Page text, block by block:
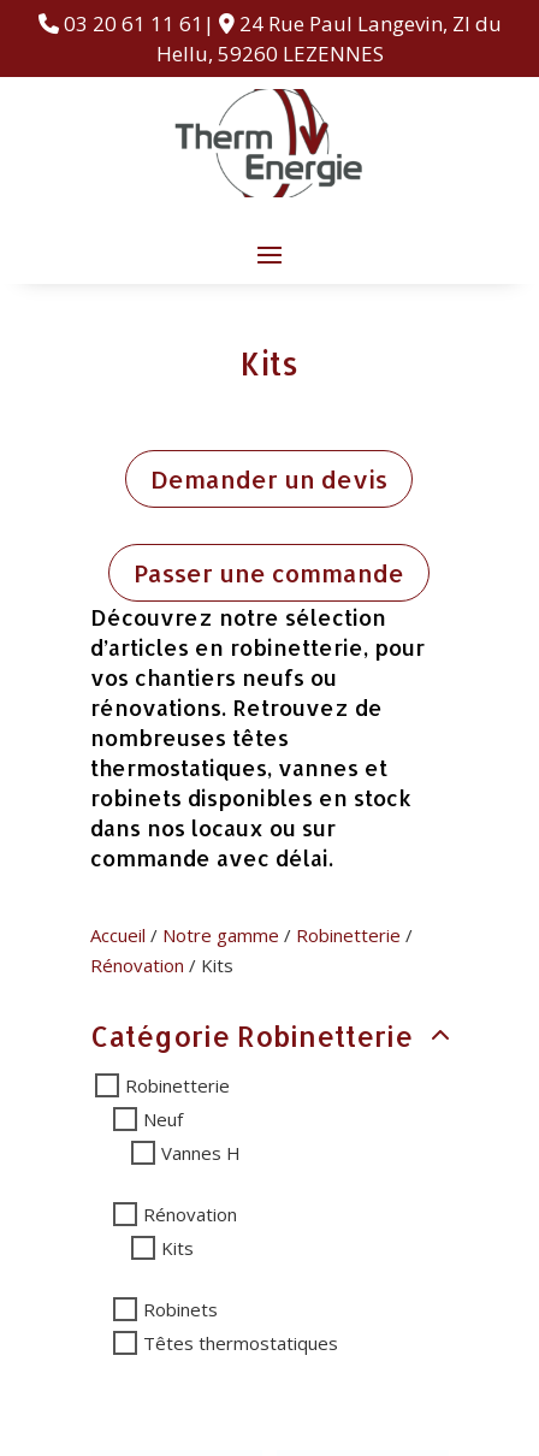
03 20 61 11 61|
24 Rue Paul Langevin, ZI du
Hellu, 59260 LEZENNES
Kits
Demander un devis
Passer une commande
Découvrez notre sélection
d’articles en robinetterie, pour
vos chantiers neufs ou
rénovations. Retrouvez de
nombreuses têtes
thermostatiques, vannes et
robinets disponibles en stock
dans nos locaux ou sur
commande avec délai.
Accueil / Notre gamme / Robinetterie /
Rénovation / Kits
Catégorie Robinetterie
Robinetterie
Neuf
Vannes H
Rénovation
Kits
Robinets
Têtes thermostatiques